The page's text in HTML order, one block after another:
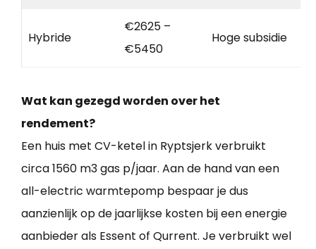
Hybride
€2625 –
€5450
Hoge subsidie
Wat kan gezegd worden over het
rendement?
Een huis met CV-ketel in Ryptsjerk verbruikt
circa 1560 m3 gas p/jaar. Aan de hand van een
all-electric warmtepomp bespaar je dus
aanzienlijk op de jaarlijkse kosten bij een energie
aanbieder als Essent of Qurrent. Je verbruikt wel